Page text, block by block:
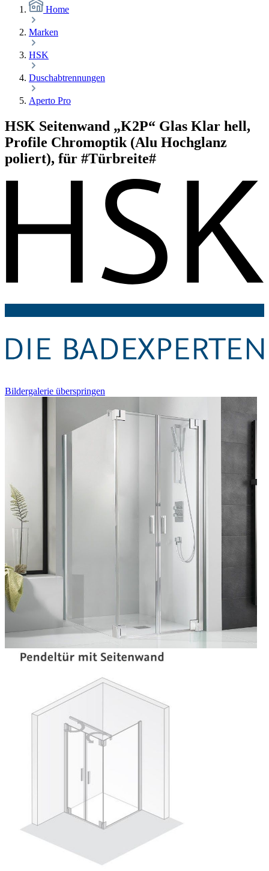
Home
Marken
HSK
Duschabtrennungen
Aperto Pro
HSK Seitenwand „K2P“ Glas Klar hell,
Profile Chromoptik (Alu Hochglanz
poliert), für #Türbreite#
Bildergalerie überspringen